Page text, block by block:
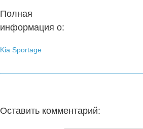
Полная
информация о:
Kia Sportage
Оставить комментарий: